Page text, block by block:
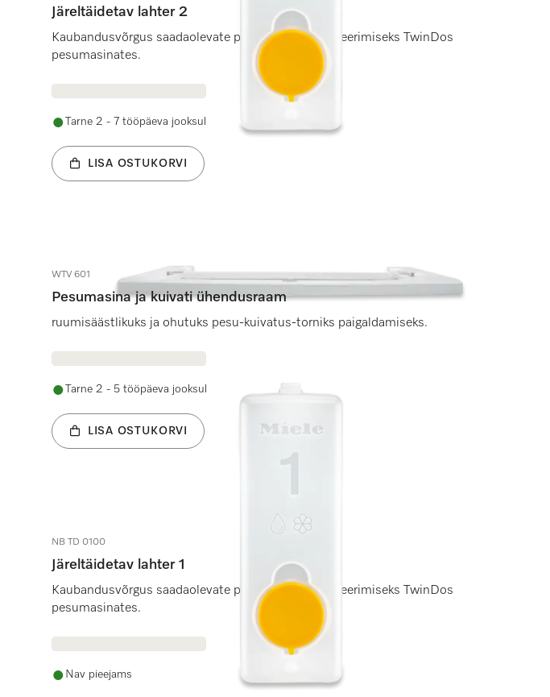
Järeltäidetav lahter 2
Kaubandusvõrgus saadaolevate pesuvahendite doseerimiseks TwinDos
pesumasinates.
Tarne 2 - 7 tööpäeva jooksul
LISA OSTUKORVI
WTV 601
Pesumasina ja kuivati ühendusraam
ruumisäästlikuks ja ohutuks pesu-kuivatus-torniks paigaldamiseks.
Tarne 2 - 5 tööpäeva jooksul
LISA OSTUKORVI
NB TD 0100
Järeltäidetav lahter 1
Kaubandusvõrgus saadaolevate pesuvahendite doseerimiseks TwinDos
pesumasinates.
Nav pieejams